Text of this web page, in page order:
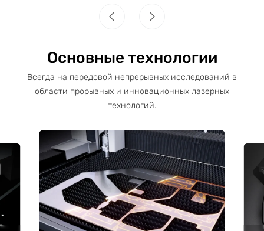
Основные технологии
Всегда на передовой непрерывных исследований в
области прорывных и инновационных лазерных
технологий.